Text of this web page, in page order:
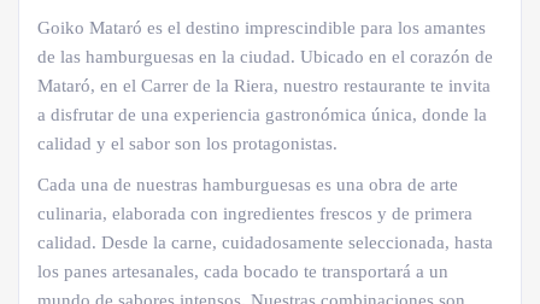
Goiko Mataró es el destino imprescindible para los amantes
de las hamburguesas en la ciudad. Ubicado en el corazón de
Mataró, en el Carrer de la Riera, nuestro restaurante te invita
a disfrutar de una experiencia gastronómica única, donde la
calidad y el sabor son los protagonistas.
Cada una de nuestras hamburguesas es una obra de arte
culinaria, elaborada con ingredientes frescos y de primera
calidad. Desde la carne, cuidadosamente seleccionada, hasta
los panes artesanales, cada bocado te transportará a un